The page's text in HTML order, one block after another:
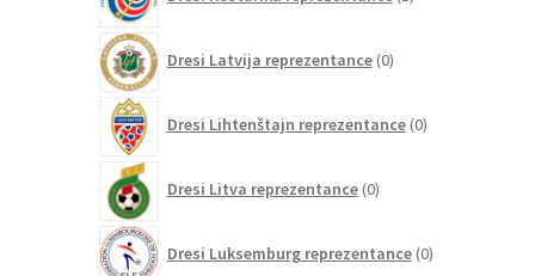
izdelek
Dresi Latvija reprezentance 0izdelkov
Dresi Lihtenštajn reprezentance 0izdelkov
Dresi Litva reprezentance 0izdelkov
Dresi Luksemburg reprezentance 0izdelkov